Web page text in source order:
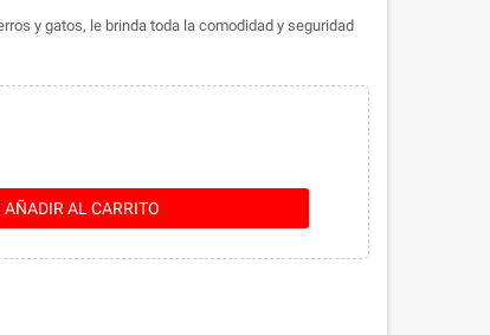
y gatos, le brinda toda la comodidad y seguridad
AÑADIR AL CARRITO